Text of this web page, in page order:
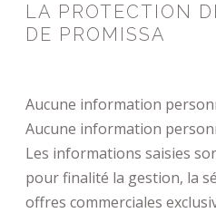
LA PROTECTION
DE PROMISSA
Aucune information
Aucune information
Les informations saisies
pour finalité la gestion, la
offres commerciales